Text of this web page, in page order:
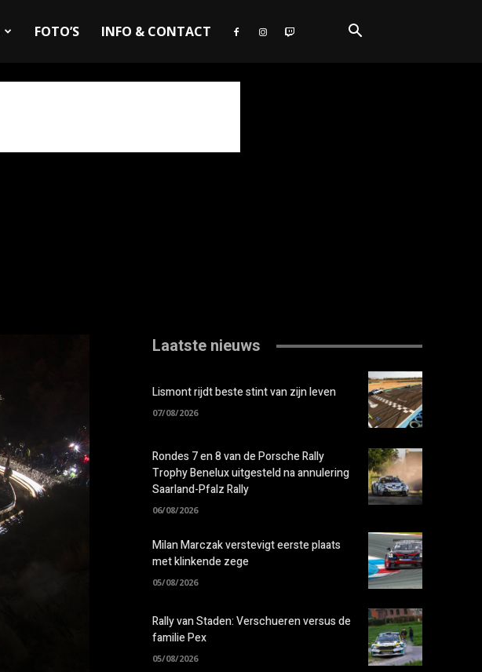
FOTO’S INFO & CONTACT
Laatste nieuws
Lismont rijdt beste stint van zijn leven
07/08/2026
Rondes 7 en 8 van de Porsche Rally
Trophy Benelux uitgesteld na annulering
Saarland-Pfalz Rally
06/08/2026
Milan Marczak verstevigt eerste plaats
met klinkende zege
05/08/2026
Rally van Staden: Verschueren versus de
familie Pex
05/08/2026